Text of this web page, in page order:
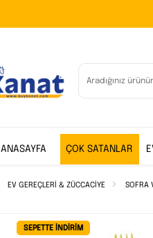
ANASAYFA ÇOK SATANLAR
EV GEREÇLERİ & ZÜCCACİYE SOFRA
SEPETTE İNDIRIM